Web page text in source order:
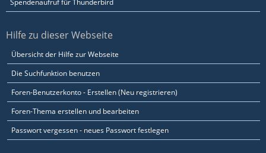
Spendenaufruf für Thunderbird
Hilfe zu dieser Webseite
Übersicht der Hilfe zur Webseite
Die Suchfunktion benutzen
Foren-Benutzerkonto - Erstellen (Neu registrieren)
Foren-Thema erstellen und bearbeiten
Passwort vergessen - neues Passwort festlegen